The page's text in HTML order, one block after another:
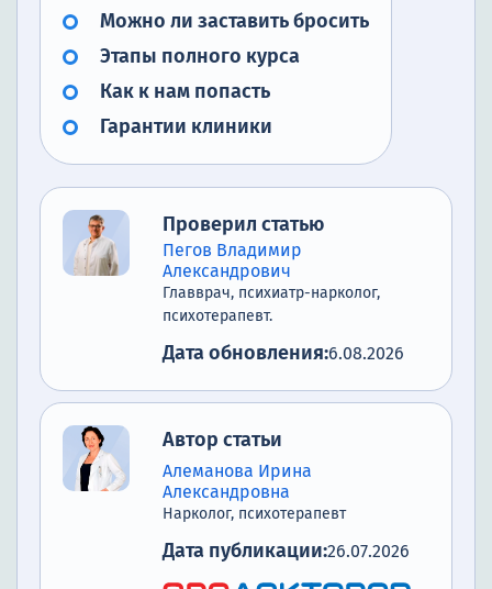
Можно ли заставить бросить
Этапы полного курса
Как к нам попасть
Гарантии клиники
Проверил статью
Пегов Владимир
Александрович
Главврач, психиатр-нарколог,
психотерапевт.
Дата обновления:6.08.2026
Автор статьи
Алеманова Ирина
Александровна
Нарколог, психотерапевт
Дата публикации:26.07.2026